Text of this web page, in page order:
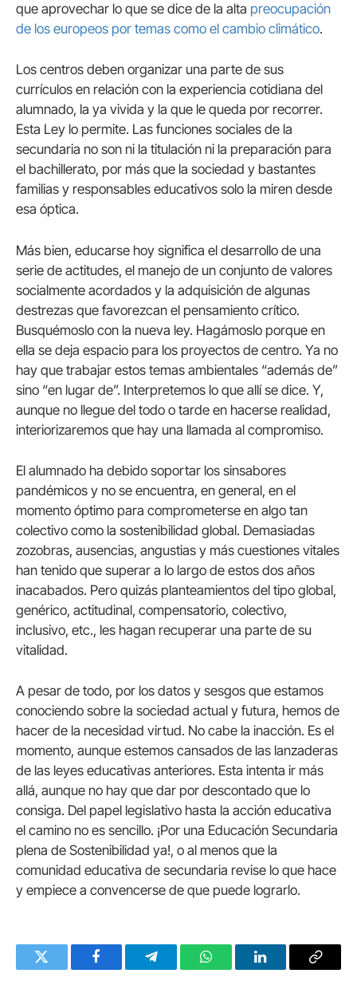
que aprovechar lo que se dice de la alta preocupación
de los europeos por temas como el cambio climático.
Los centros deben organizar una parte de sus
currículos en relación con la experiencia cotidiana del
alumnado, la ya vivida y la que le queda por recorrer.
Esta Ley lo permite. Las funciones sociales de la
secundaria no son ni la titulación ni la preparación para
el bachillerato, por más que la sociedad y bastantes
familias y responsables educativos solo la miren desde
esa óptica.
Más bien, educarse hoy significa el desarrollo de una
serie de actitudes, el manejo de un conjunto de valores
socialmente acordados y la adquisición de algunas
destrezas que favorezcan el pensamiento crítico.
Busquémoslo con la nueva ley. Hagámoslo porque en
ella se deja espacio para los proyectos de centro. Ya no
hay que trabajar estos temas ambientales “además de”
sino “en lugar de”. Interpretemos lo que allí se dice. Y,
aunque no llegue del todo o tarde en hacerse realidad,
interiorizaremos que hay una llamada al compromiso.
El alumnado ha debido soportar los sinsabores
pandémicos y no se encuentra, en general, en el
momento óptimo para comprometerse en algo tan
colectivo como la sostenibilidad global. Demasiadas
zozobras, ausencias, angustias y más cuestiones vitales
han tenido que superar a lo largo de estos dos años
inacabados. Pero quizás planteamientos del tipo global,
genérico, actitudinal, compensatorio, colectivo,
inclusivo, etc., les hagan recuperar una parte de su
vitalidad.
A pesar de todo, por los datos y sesgos que estamos
conociendo sobre la sociedad actual y futura, hemos de
hacer de la necesidad virtud. No cabe la inacción. Es el
momento, aunque estemos cansados de las lanzaderas
de las leyes educativas anteriores. Esta intenta ir más
allá, aunque no hay que dar por descontado que lo
consiga. Del papel legislativo hasta la acción educativa
el camino no es sencillo. ¡Por una Educación Secundaria
plena de Sostenibilidad ya!, o al menos que la
comunidad educativa de secundaria revise lo que hace
y empiece a convencerse de que puede lograrlo.
Twitter FacebookTelegramWhatsAppLinkedInCopy